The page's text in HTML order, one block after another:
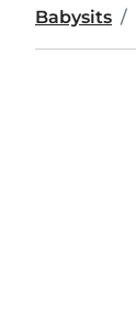
Babysits